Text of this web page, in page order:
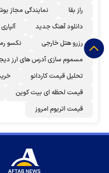
راز بقا
نمایندگی مجاز
دانلود آهنگ جدید
آلپاری
رزرو هتل خارجی
نکسو
مسموم سازی آدرس های ارز
تحلیل قیمت کاردانو
قیمت لحظه ای بیت کوین
قیمت اتریوم امروز